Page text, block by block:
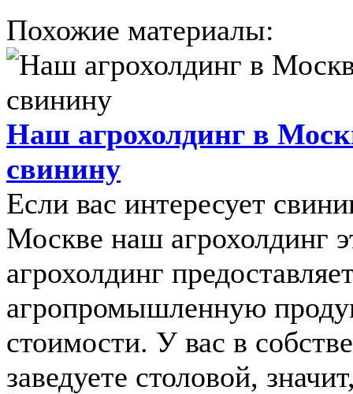
Похожие материалы:
Наш агрохолдинг в
свинину
Если вас интересует
Москве наш агрохолдинг
агрохолдинг
агропромышленную
стоимости. У вас в
заведуете столовой,